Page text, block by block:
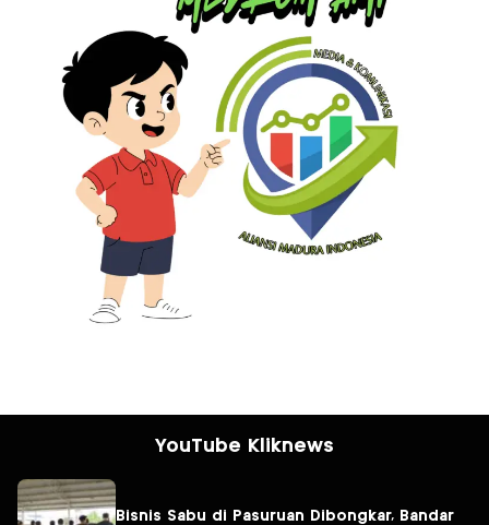
YouTube Kliknews
Bisnis Sabu di Pasuruan Dibongkar, Bandar